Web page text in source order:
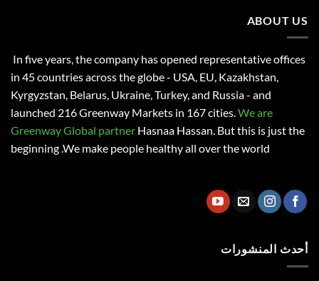
ABOUT US
In five years, the company has opened representative offices
in 45 countries across the globe - USA, EU, Kazakhstan,
Kyrgyzstan, Belarus, Ukraine, Turkey, and Russia - and
launched 216 Greenway Markets in 167 cities.We are
Greenway Global partner Hasnaa Hassan. But this is just the
beginning .We make people healthy all over the world
أحدث المنشورات